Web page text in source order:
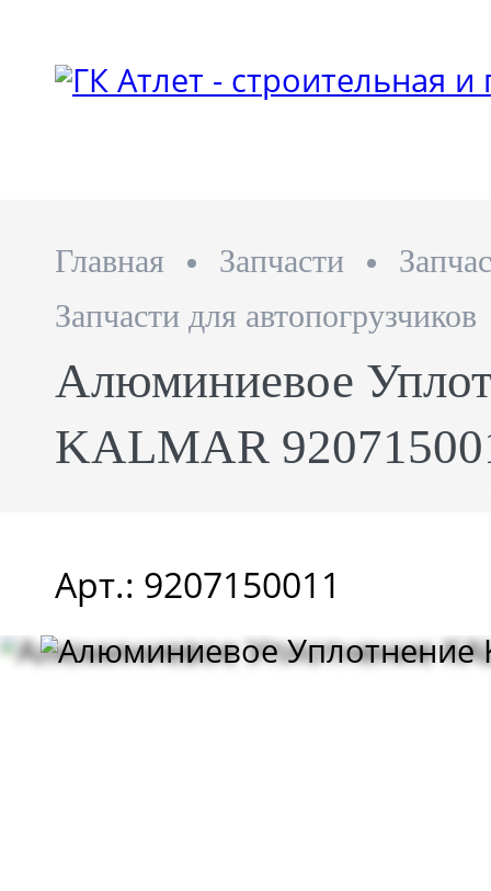
Главная Запчасти
Запчасти для автопогрузчиков
Алюминиевое
KALMAR
Арт.: 9207150011